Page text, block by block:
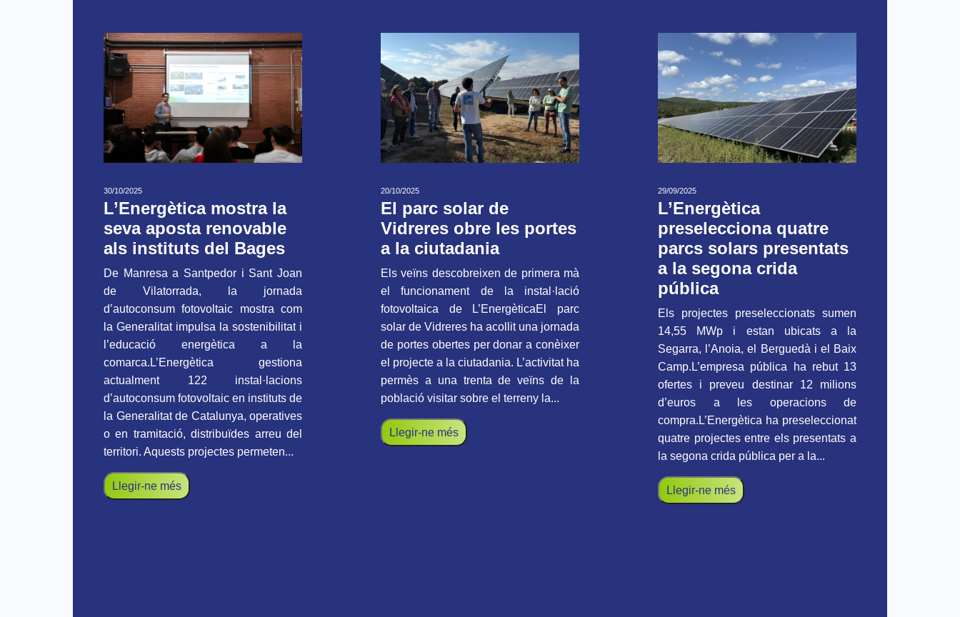
30/10/2025
L’Energètica mostra la
seva aposta renovable
als instituts del Bages
De Manresa a Santpedor i Sant Joan
de Vilatorrada, la jornada
d’autoconsum fotovoltaic mostra com
la Generalitat impulsa la sostenibilitat i
l’educació energètica a la
comarca.L’Energètica gestiona
actualment 122 instal·lacions
d’autoconsum fotovoltaic en instituts de
la Generalitat de Catalunya, operatives
o en tramitació, distribuïdes arreu del
territori. Aquests projectes permeten...
Llegir-ne més
20/10/2025
El parc solar de
Vidreres obre les portes
a la ciutadania
Els veïns descobreixen de primera mà
el funcionament de la instal·lació
fotovoltaica de L’EnergèticaEl parc
solar de Vidreres ha acollit una jornada
de portes obertes per donar a conèixer
el projecte a la ciutadania. L’activitat ha
permès a una trenta de veïns de la
població visitar sobre el terreny la...
Llegir-ne més
29/09/2025
L’Energètica
preselecciona quatre
parcs solars presentats
a la segona crida
pública
Els projectes preseleccionats sumen
14,55 MWp i estan ubicats a la
Segarra, l’Anoia, el Berguedà i el Baix
Camp.L’empresa pública ha rebut 13
ofertes i preveu destinar 12 milions
d’euros a les operacions de
compra.L’Energètica ha preseleccionat
quatre projectes entre els presentats a
la segona crida pública per a la...
Llegir-ne més